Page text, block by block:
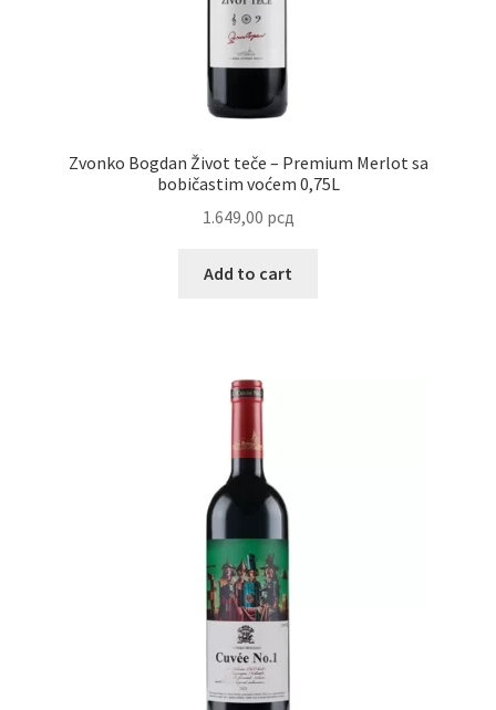
Zvonko Bogdan Život teče – Premium Merlot sa
bobičastim voćem 0,75L
1.649,00 рсд
Add to cart